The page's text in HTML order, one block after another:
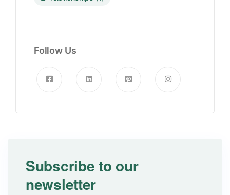
Follow Us
Subscribe to our
newsletter